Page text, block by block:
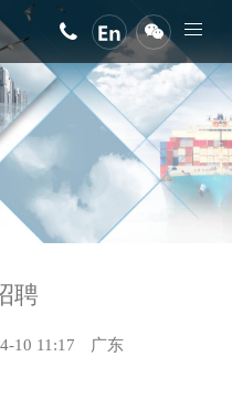
聘
10 11:17 广东